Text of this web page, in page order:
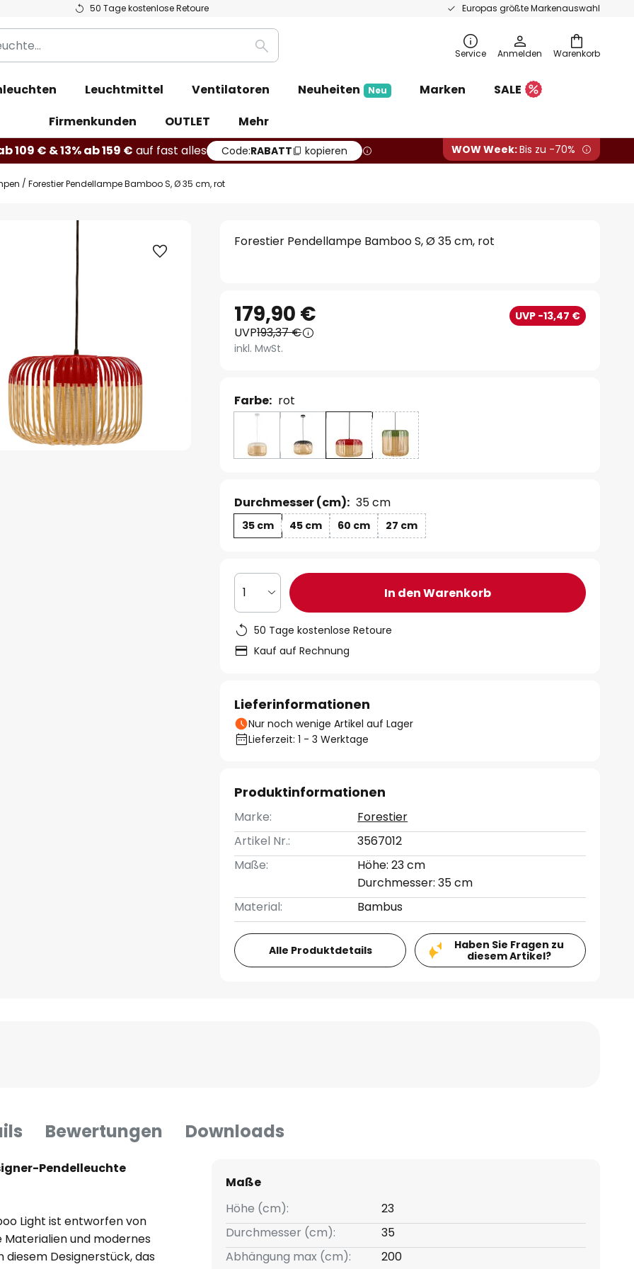
50 Tage kostenlose Retoure Europas größte Markenauswahl
Warenkorb
Suche Service Anmelden
Leuchtmittel Ventilatoren Neuheiten Neu Marken
SALE
Firmenkunden
OUTLET
Mehr
109 € & 13% ab 159 € auf fast alles Code:RABATT kopieren WOW Week:Bis zu -70%
Forestier Pendellampe Bamboo S, Ø 35 cm, rot
Forestier Pendellampe Bamboo S, Ø 35 cm, rot
179,90 € UVP -13,47 €
UVP193,37 €
inkl. MwSt.
Farbe: rot
Durchmesser (cm): 35 cm
35 cm 45 cm 60 cm 27 cm
1 In den Warenkorb
50 Tage kostenlose Retoure
Kauf auf Rechnung
Lieferinformationen
Nur noch wenige Artikel auf Lager
Lieferzeit: 1 - 3 Werktage
Produktinformationen
Marke:
Forestier
Artikel Nr.:
3567012
Maße:
Höhe: 23 cm
Durchmesser: 35 cm
Material:
Bambus
Alle Produktdetails
Haben Sie Fragen zu
diesem Artikel?
Bewertungen Downloads
Pendelleuchte
Light ist entworfen von
Materialien und modernes
Designerstück, das
Maße
Höhe (cm):
23
Durchmesser (cm):
35
Abhängung max (cm):
200